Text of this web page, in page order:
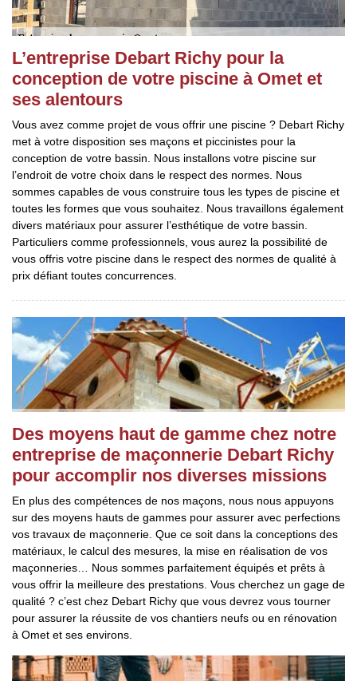
L’entreprise Debart Richy pour la
conception de votre piscine à Omet et
ses alentours
Vous avez comme projet de vous offrir une piscine ? Debart Richy
met à votre disposition ses maçons et piccinistes pour la
conception de votre bassin. Nous installons votre piscine sur
l’endroit de votre choix dans le respect des normes. Nous
sommes capables de vous construire tous les types de piscine et
toutes les formes que vous souhaitez. Nous travaillons également
divers matériaux pour assurer l’esthétique de votre bassin.
Particuliers comme professionnels, vous aurez la possibilité de
vous offris votre piscine dans le respect des normes de qualité à
prix défiant toutes concurrences.
Des moyens haut de gamme chez notre
entreprise de maçonnerie Debart Richy
pour accomplir nos diverses missions
En plus des compétences de nos maçons, nous nous appuyons
sur des moyens hauts de gammes pour assurer avec perfections
vos travaux de maçonnerie. Que ce soit dans la conceptions des
matériaux, le calcul des mesures, la mise en réalisation de vos
maçonneries… Nous sommes parfaitement équipés et prêts à
vous offrir la meilleure des prestations. Vous cherchez un gage de
qualité ? c’est chez Debart Richy que vous devrez vous tourner
pour assurer la réussite de vos chantiers neufs ou en rénovation
à Omet et ses environs.